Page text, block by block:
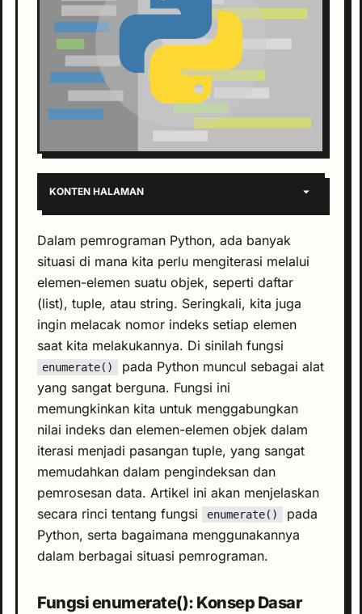
KONTEN HALAMAN
Dalam pemrograman Python, ada banyak
situasi di mana kita perlu mengiterasi melalui
elemen-elemen suatu objek, seperti daftar
(list), tuple, atau string. Seringkali, kita juga
ingin melacak nomor indeks setiap elemen
saat kita melakukannya. Di sinilah fungsi
enumerate()
pada Python muncul sebagai alat
yang sangat berguna. Fungsi ini
memungkinkan kita untuk menggabungkan
nilai indeks dan elemen-elemen objek dalam
iterasi menjadi pasangan tuple, yang sangat
memudahkan dalam pengindeksan dan
pemrosesan data. Artikel ini akan menjelaskan
secara rinci tentang fungsi
enumerate()
pada
Python, serta bagaimana menggunakannya
dalam berbagai situasi pemrograman.
Fungsi enumerate(): Konsep Dasar